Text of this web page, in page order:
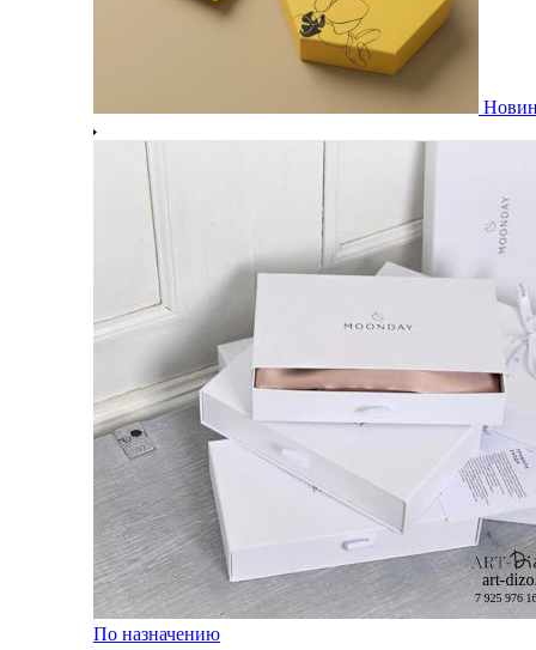
По назначению